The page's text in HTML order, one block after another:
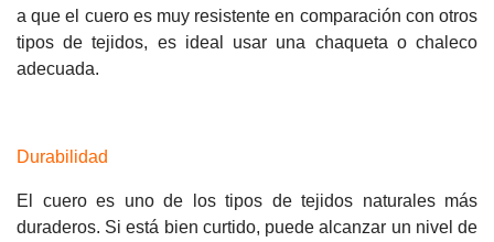
a que el cuero es muy resistente en comparación con otros
tipos de tejidos, es ideal usar una chaqueta o chaleco
adecuada.
Durabilidad
El cuero es uno de los tipos de tejidos naturales más
duraderos. Si está bien curtido, puede alcanzar un nivel de